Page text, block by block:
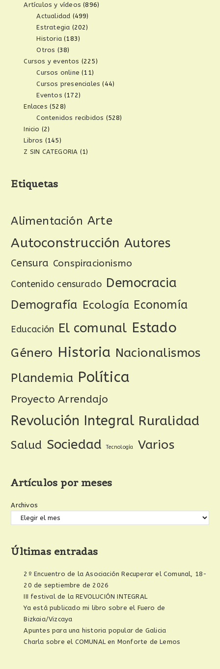
Artículos y vídeos (896)
Actualidad (499)
Estrategia (202)
Historia (183)
Otros (38)
Cursos y eventos (225)
Cursos online (11)
Cursos presenciales (44)
Eventos (172)
Enlaces (528)
Contenidos recibidos (528)
Inicio (2)
Libros (145)
Z SIN CATEGORIA (1)
Etiquetas
Alimentación Arte
Autoconstrucción Autores
Censura Conspiracionismo
Contenido censurado Democracia
Demografía Ecología Economía
Educación El comunal Estado
Género Historia Nacionalismos
Plandemia Política
Proyecto Arrendajo
Revolución Integral Ruralidad
Salud Sociedad Tecnología Varios
Artículos por meses
Archivos
Últimas entradas
2º Encuentro de la Asociación Recuperar el Comunal, 18-
20 de septiembre de 2026
III festival de la REVOLUCIÓN INTEGRAL
Ya está publicado mi libro sobre el Fuero de
Bizkaia/Vizcaya
Apuntes para una historia popular de Galicia
Charla sobre el COMUNAL en Monforte de Lemos